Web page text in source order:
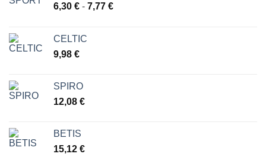
6,30 € - 7,77 €Rango
CELTIC
9,98 €
SPIRO
12,08 €
BETIS
15,12 €